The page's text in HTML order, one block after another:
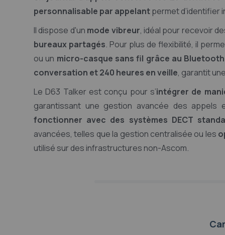
personnalisable par appelantpermet d’identifier
Il dispose d'un mode vibreur, idéal pour recevoir
bureaux partagés. Pour plus de flexibilité, il
ou un micro-casque sans fil grâce au
conversation et 240 heures en veille, garantit
Le D63 Talker est conçu pour s’intégrer de
garantissant une gestion avancée des
fonctionner avec des systèmes DECT
avancées, telles que la gestion centralisée ou les
utilisé sur des infrastructures non-Ascom.